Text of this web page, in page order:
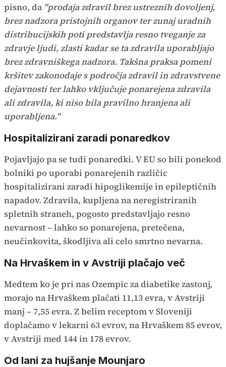
pisno, da "prodaja zdravil brez ustreznih dovoljenj,
brez nadzora pristojnih organov ter zunaj uradnih
distribucijskih poti predstavlja resno tveganje za
zdravje ljudi, zlasti kadar se ta zdravila uporabljajo
brez zdravniškega nadzora. Takšna praksa pomeni
kršitev zakonodaje s področja zdravil in zdravstvene
dejavnosti ter lahko vključuje ponarejena zdravila
ali zdravila, ki niso bila pravilno hranjena ali
uporabljena."
Hospitalizirani zaradi ponaredkov
Pojavljajo pa se tudi ponaredki. V EU so bili ponekod
bolniki po uporabi ponarejenih različic
hospitalizirani zaradi hipoglikemije in epileptičnih
napadov. Zdravila, kupljena na neregistriranih
spletnih straneh, pogosto predstavljajo resno
nevarnost – lahko so ponarejena, pretečena,
neučinkovita, škodljiva ali celo smrtno nevarna.
Na Hrvaškem in v Avstriji plačajo več
Medtem ko je pri nas Ozempic za diabetike zastonj,
morajo na Hrvaškem plačati 11,13 evra, v Avstriji
manj – 7,55 evra. Z belim receptom v Sloveniji
doplačamo v lekarni 63 evrov, na Hrvaškem 85 evrov,
v Avstriji med 144 in 178 evrov.
Od lani za hujšanje Mounjaro